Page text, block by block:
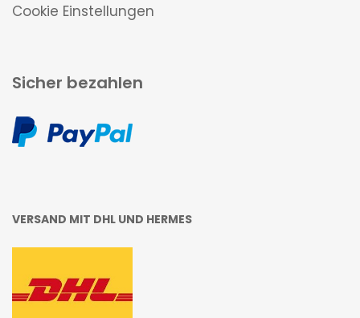
Cookie Einstellungen
Sicher bezahlen
VERSAND MIT DHL UND HERMES